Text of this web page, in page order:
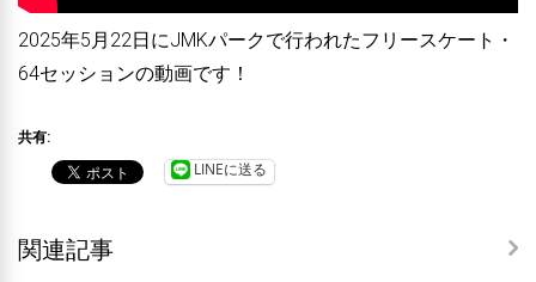
2025年5月22日にJMKパークで行われたフリースケート・
64セッションの動画です！
共有:
LINEに送る
関連記事